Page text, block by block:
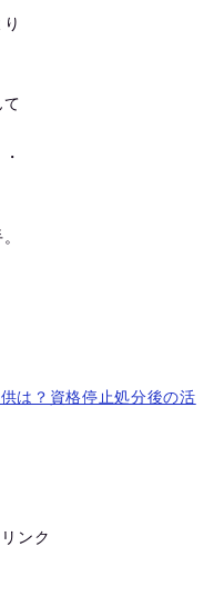
て
は？資格停止処分後の活
ンク